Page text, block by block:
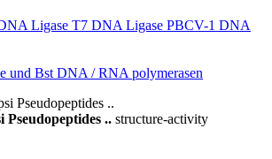
Ligase T7 DNA Ligase PBCV-1 DNA
und Bst DNA / RNA polymerasen
Pseudopeptides .. structure-activity